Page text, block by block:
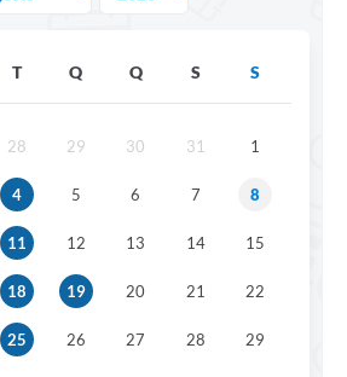
T Q Q S S
28 29 30 31 1
4 5 6 7 8
11 12 13 14 15
18 19 20 21 22
25 26 27 28 29